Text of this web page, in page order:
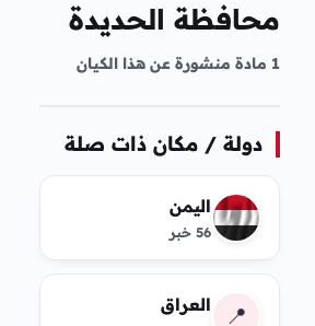
محافظة الحديدة
1 مادة منشورة عن هذا الكيان
دولة / مكان ذات صلة
اليمن
56 خبر
📍 العراق